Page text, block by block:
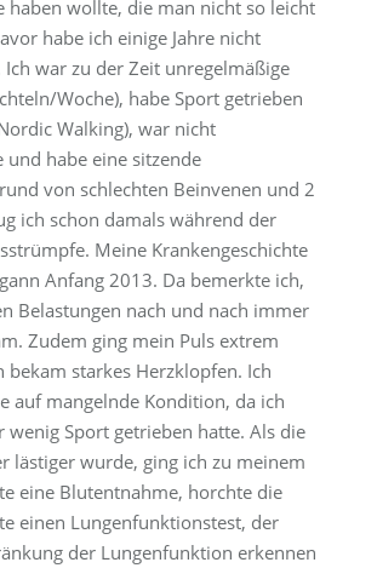
haben wollte, die man nicht so leicht
habe ich einige Jahre nicht
war zu der Zeit unregelmäßige
Woche), habe Sport getrieben
Walking), war nicht
habe eine sitzende
von schlechten Beinvenen und 2
ich schon damals während der
Meine Krankengeschichte
Anfang 2013. Da bemerkte ich,
Belastungen nach und nach immer
Zudem ging mein Puls extrem
bekam starkes Herzklopfen. Ich
auf mangelnde Kondition, da ich
wenig Sport getrieben hatte. Als die
lästiger wurde, ging ich zu meinem
eine Blutentnahme, horchte die
einen Lungenfunktionstest, der
der Lungenfunktion erkennen